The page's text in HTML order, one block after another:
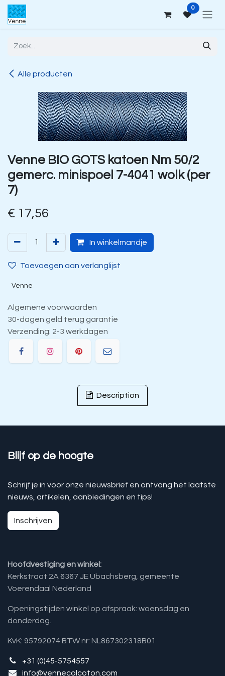
Overslaan naar inhoud 0
Alle producten
Venne BIO GOTS katoen Nm 50/2
gemerc. minispoel 7-4041 wolk (per
7)
€ 17,56
In winkelmandje
Toevoegen aan verlanglijst
Venne
Algemene voorwaarden
30-dagen geld terug garantie
Verzending: 2-3 werkdagen
Description
Blijf op de hoogte
Schrijf je in voor onze nieuwsbrief en ontvang het laatste
nieuws, artikelen, aanbiedingen en tips!
Inschrijven
Hoofdvestiging en winkel:
Kerkstraat 2A 6367 JE Ubachsberg, gemeente
Voerendaal Nederland
Openingstijden winkel op afspraak: woensdag en
donderdag.
KvK: 95792074 BTW nr: NL867302318B01
+31 (0)45-5754557
info@vennecolcoton.com